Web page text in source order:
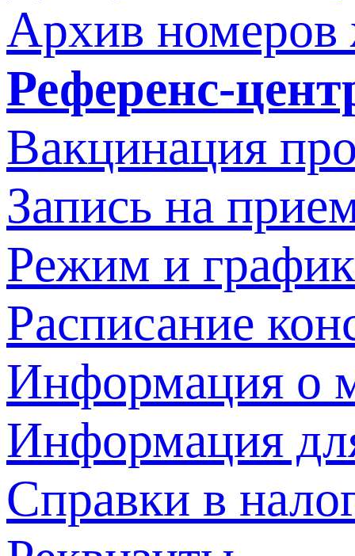
Архив номеров
Референс-
Вакцинация
Запись на
Режим и
Расписание
Информация о
Информация
Справки в